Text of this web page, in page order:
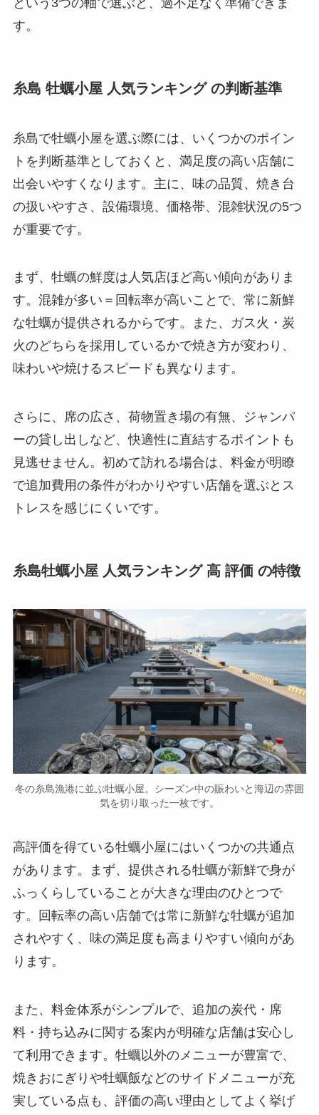
という3つの軸で選ぶと、過不足なく準備できま
す。
糸島 牡蠣小屋 人気ランキング の判断基準
糸島で牡蠣小屋を選ぶ際には、いくつかのポイン
トを判断基準としておくと、満足度の高い店舗に
出会いやすくなります。主に、味の品質、焼き台
の扱いやすさ、設備環境、価格帯、混雑状況の5つ
が重要です。
まず、牡蠣の鮮度は人気店ほど高い傾向がありま
す。混雑が多い＝回転率が高いことで、常に新鮮
な牡蠣が提供されるからです。また、ガス火・炭
火のどちらを採用しているかで焼き方が変わり、
味わいや焼けるスピードも異なります。
さらに、席の広さ、荷物置き場の有無、ジャンパ
ーの貸し出しなど、快適性に直結するポイントも
見逃せません。初めて訪れる場合は、料金が明瞭
で追加費用の条件がわかりやすい店舗を選ぶとス
トレスを感じにくいです。
糸島牡蠣小屋 人気ランキング 高 評価 の特徴
冬の糸島漁港に並ぶ牡蠣小屋。シーズン中の賑わいと海辺の雰囲
気を切り取った一枚です。
高評価を得ている牡蠣小屋にはいくつかの共通点
があります。まず、提供される牡蠣が新鮮で身が
ふっくらしていることが大きな理由のひとつで
す。回転率の高い店舗では常に新鮮な牡蠣が追加
されやすく、味の満足度も高まりやすい傾向があ
ります。
また、料金体系がシンプルで、追加の炭代・席
料・持ち込みに関する案内が明確な店舗は安心し
て利用できます。牡蠣以外のメニューが豊富で、
焼きおにぎりや牡蠣飯などのサイドメニューが充
実している点も、評価の高い理由としてよく挙げ